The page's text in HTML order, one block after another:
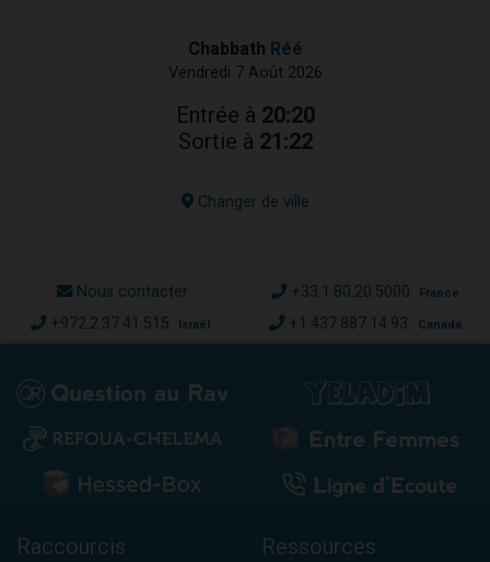
Chabbath Réé
Vendredi 7 Août 2026
Entrée à 20:20
Sortie à 21:22
Changer de ville
Nous contacter +33.1.80.20.5000 France
+972.2.37.41.515 Israël +1.437.887.14.93 Canada
Raccourcis Ressources